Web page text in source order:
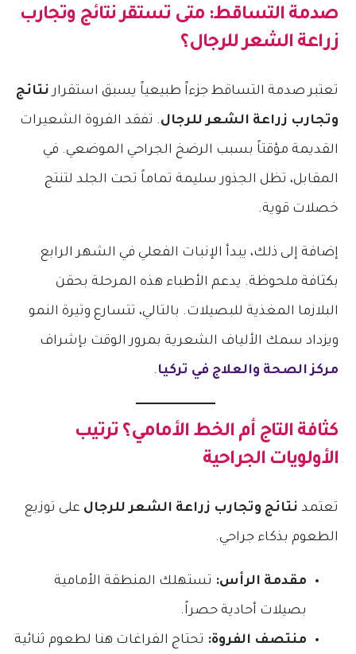
صدمة التساقط: متى تستقرنتائج وتجارب
زراعة الشعر للرجال؟
تعتبر صدمة التساقط جزءاً طبيعياً يسبق استقرارنتائج
وتجارب زراعة الشعر للرجال. تفقد الفروة الشعيرات
القديمة مؤقتاً بسبب الرضخ الجراحي الموضعي. في
المقابل، تظل الجذور سليمة تماماً تحت الجلد لتنتج
خصلات قوية.
إضافة إلى ذلك، يبدأ الإنبات الفعلي في الشهر الرابع
بكثافة ملحوظة. يدعم الأطباء هذه المرحلة بحقن
البلازما المغذية للبصيلات. بالتالي، تتسارع وتيرة النمو
ويزداد سمك الألياف الشعرية بمرور الوقت بإشراف
مركز الصحة والعلاج في تركيا .
كثافة التاج أم الخط الأمامي؟ ترتيب
الأولويات الجراحية
تعتمد نتائج وتجارب زراعة الشعر للرجال على توزيع
الطعوم بذكاء جراحي.
مقدمة الرأس: تستهلك المنطقة الأمامية
بصيلات أحادية حصراً.
منتصف الفروة: تحتاج الفراغات هنا لطعوم ثنائية